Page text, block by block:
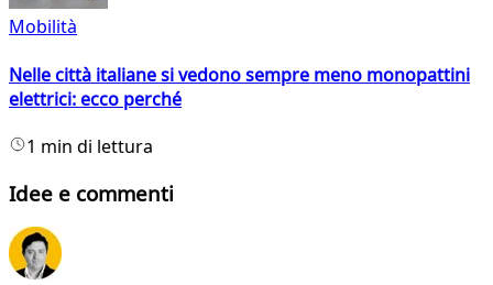
Mobilità
Nelle città italiane si vedono sempre meno monopattini
elettrici: ecco perché
1 min di lettura
Idee e commenti